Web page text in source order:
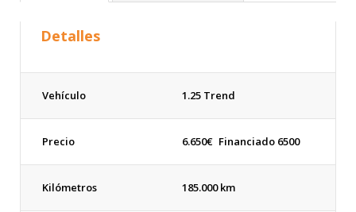
Detalles
Vehículo 1.25 Trend
Precio 6.650€ Financiado 6500
Kilómetros 185.000 km